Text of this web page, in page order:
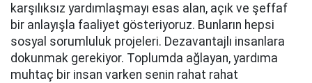
karşılıksız yardımlaşmayı esas alan, açık ve şeffaf
bir anlayışla faaliyet gösteriyoruz. Bunların hepsi
sosyal sorumluluk projeleri. Dezavantajlı insanlara
dokunmak gerekiyor. Toplumda ağlayan, yardıma
muhtaç bir insan varken senin rahat rahat